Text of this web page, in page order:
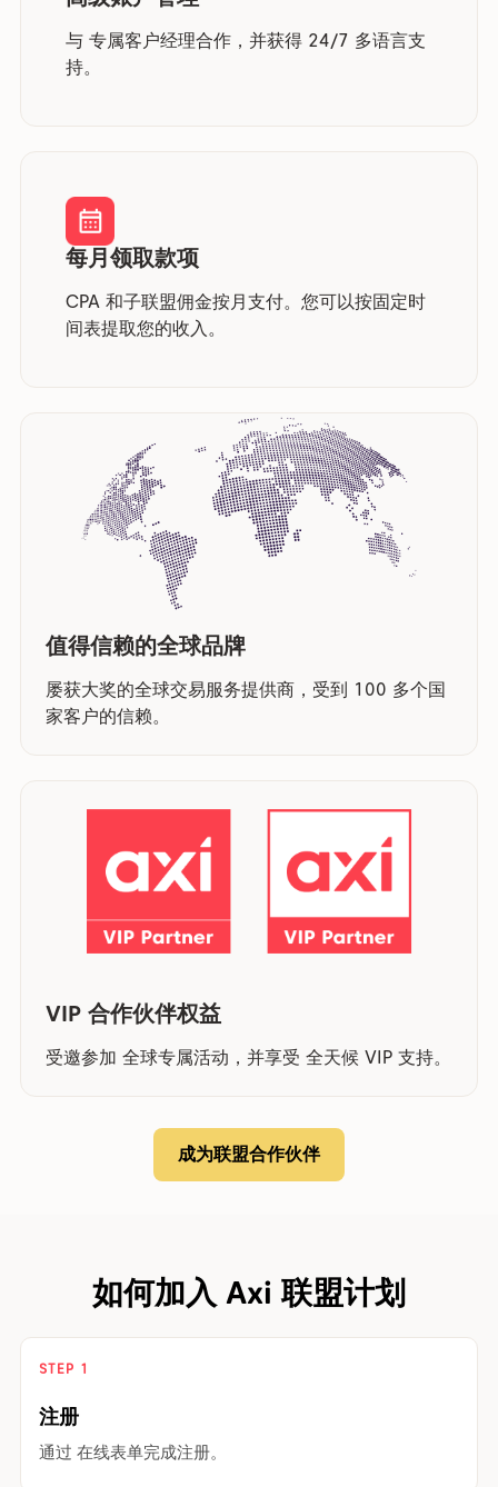
与 专属客户经理合作，并获得 24/7 多语言支
持。
每月领取款项
CPA 和子联盟佣金按月支付。您可以按固定时
间表提取您的收入。
值得信赖的全球品牌
屡获大奖的全球交易服务提供商，受到 100 多个国
家客户的信赖。
VIP 合作伙伴权益
受邀参加 全球专属活动，并享受 全天候 VIP 支持。
成为联盟合作伙伴
如何加入 Axi 联盟计划
STEP 1
注册
通过 在线表单完成注册。